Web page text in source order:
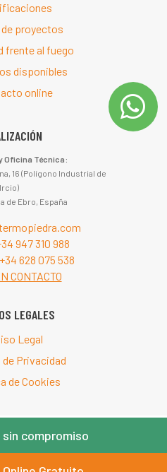
compromiso
de proyectos
frente al fuego
disponibles
online
Oficina Técnica:
16 (Polígono Industrial de
Ircio)
de Ebro, España
947 310 988
+34 628 075 538
CONTACTO
LEGALES
Legal
Privacidad
de Cookies